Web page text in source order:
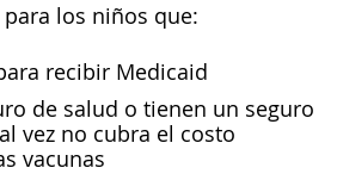
los niños que:
recibir Medicaid
de salud o tienen un seguro
vez no cubra el costo
vacunas